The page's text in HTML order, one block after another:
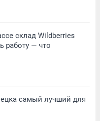
склад Wildberries
работу — что
самый лучший для